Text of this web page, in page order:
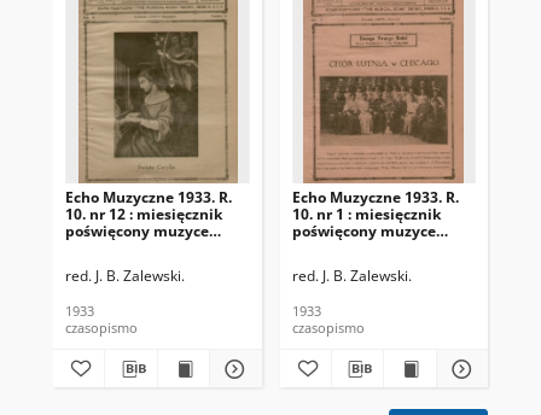
Echo Muzyczne 1933. R.
10. nr 12 : miesięcznik
poświęcony muzyce
muzycznym i teatralnym
red. J. B. Zalewski.
1933
czasopismo
Echo Muzyczne 1933. R.
10. nr 1 : miesięcznik
poświęcony muzyce
muzycznym i teatralnym
red. J. B. Zalewski.
1933
czasopismo